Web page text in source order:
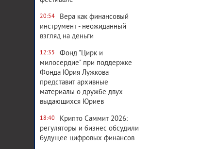
20:54
Вера как финансовый
инструмент - неожиданный
взгляд на деньги
12:35
Фонд "Цирк и
милосердие" при поддержке
Фонда Юрия Лужкова
представит архивные
материалы о дружбе двух
выдающихся Юриев
18:40
Крипто Саммит 2026:
регуляторы и бизнес обсудили
будущее цифровых финансов